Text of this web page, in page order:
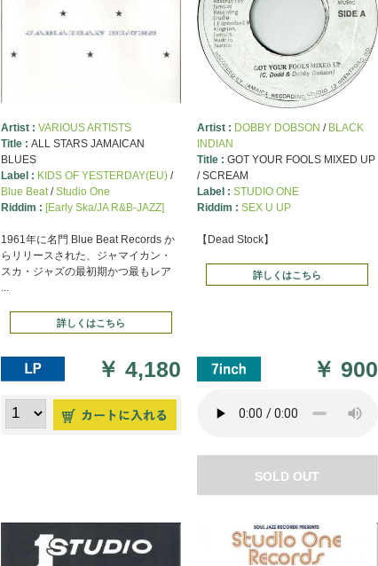
Artist : VARIOUS ARTISTS
Title : ALL STARS JAMAICAN
BLUES
Label : KIDS OF YESTERDAY(EU)/
Blue Beat/Studio One
Riddim : [Early Ska/JA R&B-JAZZ]
1961年に名門 Blue Beat Records か
らリリースされた、ジャマイカン・
スカ・ジャズの最初期かつ最もレア
...
詳しくはこちら
￥4,180
Artist : DOBBY DOBSON / BLACK
INDIAN
Title : GOT YOUR FOOLS MIXED UP
/ SCREAM
Label : STUDIO ONE
Riddim : SEX U UP
【Dead Stock】
詳しくはこちら
￥ 900
SOLD OUT